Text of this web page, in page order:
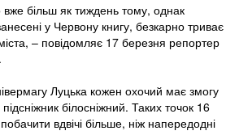
більш як тиждень тому, однак
у Червону книгу, безкарно триває
– повідомляє 17 березня репортер
Луцька кожен охочий має змогу
підсніжник білосніжний. Таких точок 16
вдвічі більше, ніж напередодні